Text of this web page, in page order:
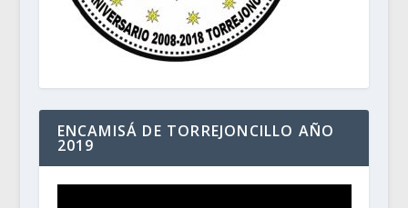
ENCAMISÁ DE TORREJONCILLO AÑO
2019